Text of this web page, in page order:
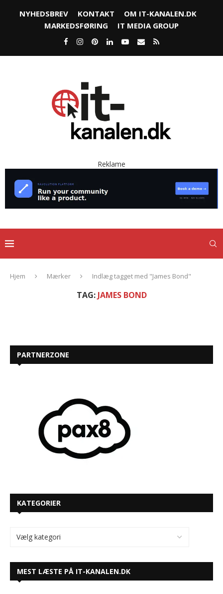
NYHEDSBREV KONTAKT
OM IT-KANALEN.DK
MARKEDSFØRING
IT MEDIA GROUP
Reklame
Hjem Mærker Indlæg tagget med "James Bond"
TAG: JAMES BOND
PARTNERZONE
KATEGORIER
MEST LÆSTE PÅ IT-KANALEN.DK